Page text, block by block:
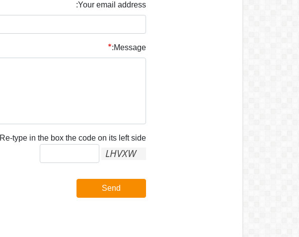
Your email address:
Message:
Re-type in the box the code on its left side:
Send